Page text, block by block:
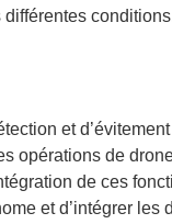
et
opérations de
de ces
et d’intégrer les